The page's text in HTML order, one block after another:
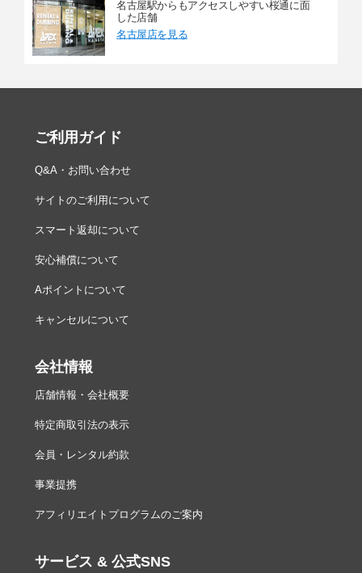
名古屋駅からもアクセスしやすい桜通に面
した店舗
名古屋店を見る
ご利用ガイド
Q&A・お問い合わせ
サイトのご利用について
スマート返却について
安心補償について
Aポイントについて
キャンセルについて
会社情報
店舗情報・会社概要
特定商取引法の表示
会員・レンタル約款
事業提携
アフィリエイトプログラムのご案内
サービス & 公式SNS